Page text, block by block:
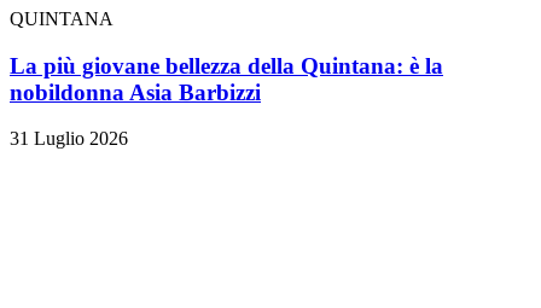
QUINTANA
La più giovane bellezza della Quintana: è la
nobildonna Asia Barbizzi
31 Luglio 2026